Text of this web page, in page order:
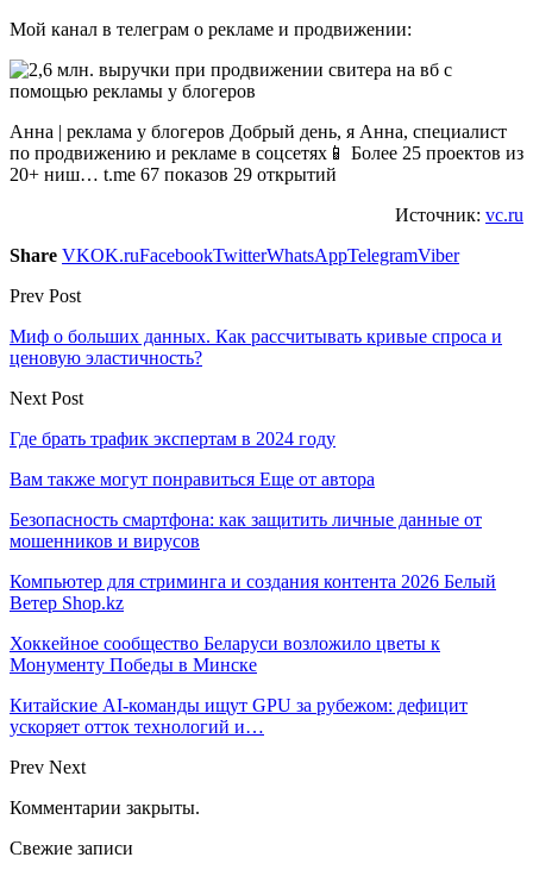
Мой канал в телеграм о рекламе и продвижении:
Анна | реклама у блогеров Добрый день, я Анна, специалист
по продвижению и рекламе в соцсетях📱 Более 25 проектов из
20+ ниш… t.me 67 показов 29 открытий
Источник: vc.ru
Share VKOK.ruFacebookTwitterWhatsAppTelegramViber
Prev Post
Миф о больших данных. Как рассчитывать кривые спроса и
ценовую эластичность?
Next Post
Где брать трафик экспертам в 2024 году
Вам также могут понравиться Еще от автора
Безопасность смартфона: как защитить личные данные от
мошенников и вирусов
Компьютер для стриминга и создания контента 2026 Белый
Ветер Shop.kz
Хоккейное сообщество Беларуси возложило цветы к
Монументу Победы в Минске
Китайские AI-команды ищут GPU за рубежом: дефицит
ускоряет отток технологий и…
Prev Next
Комментарии закрыты.
Свежие записи